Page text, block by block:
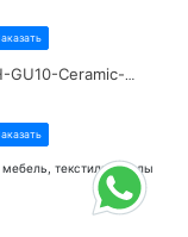
Патрон керамический GU10 Uniel ULH-GU10-Ceramic-15cm 02284
текстиль и полы